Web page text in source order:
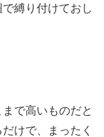
縛り付けておし
で高いものだと
けで、まったく